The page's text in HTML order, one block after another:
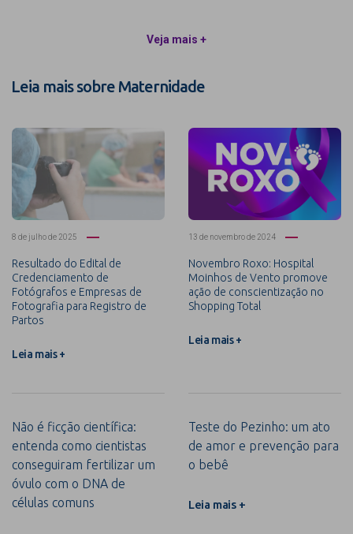
Veja mais +
Leia mais sobre Maternidade
8 de julho de 2025
Resultado do Edital de
Credenciamento de
Fotógrafos e Empresas de
Fotografia para Registro de
Partos
Leia mais +
13 de novembro de 2024
Novembro Roxo: Hospital
Moinhos de Vento promove
ação de conscientização no
Shopping Total
Leia mais +
Não é ficção científica:
entenda como cientistas
conseguiram fertilizar um
óvulo com o DNA de
células comuns
Teste do Pezinho: um ato
de amor e prevenção para
o bebê
Leia mais +